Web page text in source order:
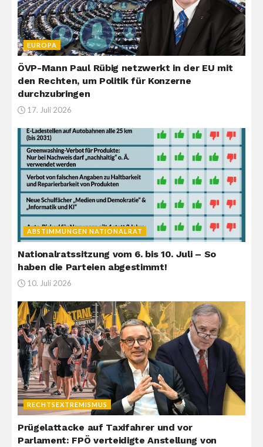
EUROPA
ÖVP-Mann Paul Rübig netzwerkt in der EU mit
den Rechten, um Politik für Konzerne
durchzubringen
17. Juli 2026
ABSTIMMUNGEN NATIONALRAT
Nationalratssitzung vom 6. bis 10. Juli – So
haben die Parteien abgestimmt!
10. Juli 2026
RECHTSEXTREMISMUS
Prügelattacke auf Taxifahrer und vor
Parlament: FPÖ verteidigte Anstellung von